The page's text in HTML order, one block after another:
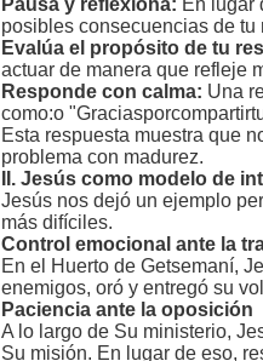
Pausa y reflexiona: En lugar
posibles consecuencias de tu
Evalúa el propósito de tu
actuar de manera que refleje
Responde con calma: Una
como:o
Esta respuesta muestra que
problema con madurez.
II. Jesús como modelo de
Jesús nos dejó un ejemplo
más difíciles.
Control emocional ante la
En el Huerto de Getsemaní,
enemigos, oró y entregó su
Paciencia ante la oposición
A lo largo de Su ministerio,
Su misión. En lugar de eso,